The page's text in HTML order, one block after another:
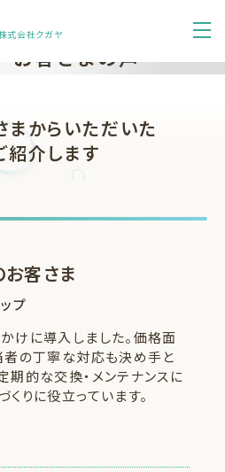
お客さまの声
まからいただいた
紹介します
客さま
プ
けに導入しました。価格面
者の丁寧な対応も決め手と
期的な交換・メンテナンスに
りに役立っています。